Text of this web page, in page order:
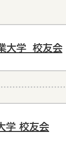
大学 校友会
学 校友会